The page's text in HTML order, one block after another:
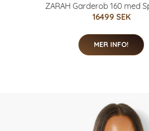
ZARAH Garderob 160 med
16499 SEK
MER INFO!